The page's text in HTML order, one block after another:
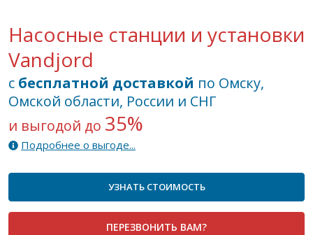
Насосные станции и установки
Vandjord
с бесплатной доставкой по Омску,
Омской области, России и СНГ
и выгодой до 35%
Подробнее о выгоде...
УЗНАТЬ СТОИМОСТЬ
ПЕРЕЗВОНИТЬ ВАМ?